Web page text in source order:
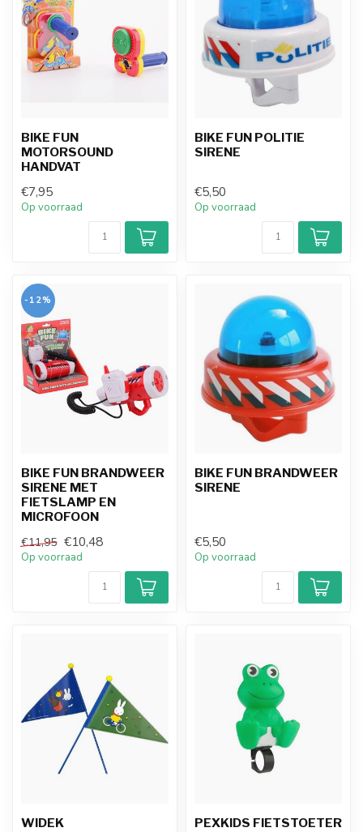
BIKE FUN
MOTORSOUND
HANDVAT
€7,95
Op voorraad
BIKE FUN POLITIE
SIRENE
€5,50
Op voorraad
-12%
BIKE FUN BRANDWEER
SIRENE MET
FIETSLAMP EN
MICROFOON
€11,95 €10,48
Op voorraad
BIKE FUN BRANDWEER
SIRENE
€5,50
Op voorraad
WIDEK
PEXKIDS FIETSTOETER